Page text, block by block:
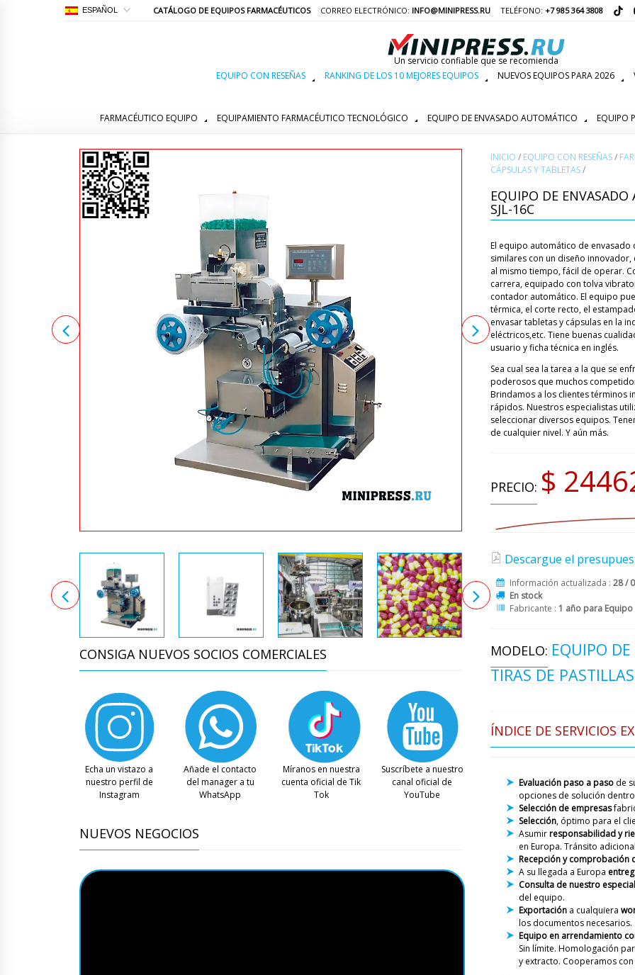
ESPAÑOL CATÁLOGO DE EQUIPOS FARMACÉUTICOS CORREO ELECTRÓNICO: INFO@MINIPRESS.RU TELÉFONO: +7 985 364 3808
Un servicio confiable que se recomienda
EQUIPO CON RESEÑAS
RANKING DE LOS 10 MEJORES EQUIPOS NUEVOS EQUIPOS PARA 2026
FARMACÉUTICO EQUIPO EQUIPAMIENTO FARMACÉUTICO TECNOLÓGICO EQUIPO DE ENVASADO AUTOMÁTICO EQUIPO
CONSIGA NUEVOS SOCIOS COMERCIALES
Echa un vistazo a
nuestro perfil de
Instagram
Añade el contacto
del manager a tu
WhatsApp
Míranos en nuestra
cuenta oficial de Tik
Tok
Suscríbete a nuestro
canal oficial de
YouTube
NUEVOS NEGOCIOS
INICIO / EQUIPO CON RESEÑAS/
CÁPSULAS Y TABLETAS/
EQUIPO DE
SJL-16C
El equipo automático de
similares con un diseño
al mismo tiempo, fácil de operar.
carrera, equipado con tolva
contador automático. El equipo
térmica, el corte recto, el
envasar tabletas y cápsulas en la
eléctricos,etc. Tiene buenas
usuario y ficha técnica en inglés.
Sea cual sea la tarea a la que se
poderosos que muchos
Brindamos a los clientes términos
rápidos. Nuestros especialistas
seleccionar diversos equipos.
de cualquier nivel. Y aún más.
PRECIO: $
Descargue el
Información actualizada : 28 /
En stock
Fabricante : 1 año para
MODELO: EQUIPO
TIRAS DE
ÍNDICE DE SERVICIOS
Evaluación paso a paso de
opciones de solución
Selección de empresas
Selección, óptimo para el
Asumirresponsabilidad y
en Europa. Tránsito
Recepción y comprobación
A su llegada a Europa
Consulta de nuestro
del equipo.
Exportación a cualquiera
los documentos necesarios.
Equipo en arrendamiento
Sin límite. Homologación
y extracto. Cooperamos
Jack
Roman, nuestra empresa
forma de V VL-100, pero
¿podemos devolverlo e
Roman
Jack, buenas
advertí que